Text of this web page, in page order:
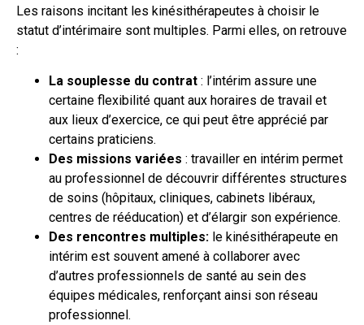
Les raisons incitant les kinésithérapeutes à choisir le
statut d’intérimaire sont multiples. Parmi elles, on retrouve
:
La souplesse du contrat : l’intérim assure une
certaine flexibilité quant aux horaires de travail et
aux lieux d’exercice, ce qui peut être apprécié par
certains praticiens.
Des missions variées : travailler en intérim permet
au professionnel de découvrir différentes structures
de soins (hôpitaux, cliniques, cabinets libéraux,
centres de rééducation) et d’élargir son expérience.
Des rencontres multiples: le kinésithérapeute en
intérim est souvent amené à collaborer avec
d’autres professionnels de santé au sein des
équipes médicales, renforçant ainsi son réseau
professionnel.